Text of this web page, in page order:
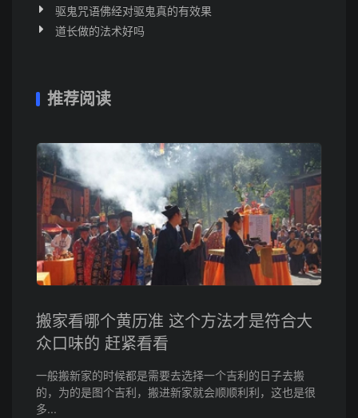
驱鬼咒语佛经对驱鬼真的有效果
道长做的法术好吗
推荐阅读
搬家看哪个黄历准 这个方法才是符合大
众口味的 赶紧看看
一般搬新家的时候都是需要去选择一个吉利的日子去搬
的，为的是图个吉利，搬进新家就会顺顺利利，这也是很
多...